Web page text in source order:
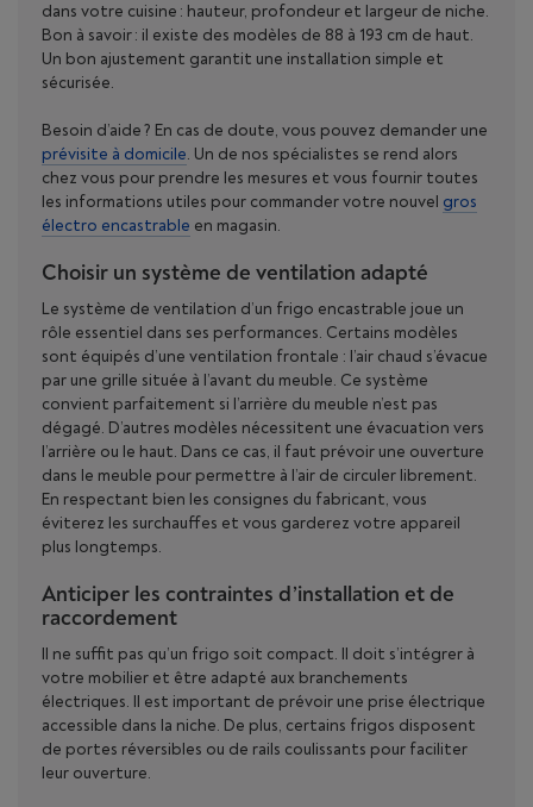
dans votre cuisine : hauteur, profondeur et largeur de niche.
Bon à savoir : il existe des modèles de 88 à 193 cm de haut.
Un bon ajustement garantit une installation simple et
sécurisée.
Besoin d’aide ? En cas de doute, vous pouvez demander une
prévisite à domicile. Un de nos spécialistes se rend alors
chez vous pour prendre les mesures et vous fournir toutes
les informations utiles pour commander votre nouvel gros
électro encastrable en magasin.
Choisir un système de ventilation adapté
Le système de ventilation d’un frigo encastrable joue un
rôle essentiel dans ses performances. Certains modèles
sont équipés d’une ventilation frontale : l’air chaud s’évacue
par une grille située à l’avant du meuble. Ce système
convient parfaitement si l’arrière du meuble n’est pas
dégagé. D’autres modèles nécessitent une évacuation vers
l’arrière ou le haut. Dans ce cas, il faut prévoir une ouverture
dans le meuble pour permettre à l’air de circuler librement.
En respectant bien les consignes du fabricant, vous
éviterez les surchauffes et vous garderez votre appareil
plus longtemps.
Anticiper les contraintes d’installation et de
raccordement
Il ne suffit pas qu’un frigo soit compact. Il doit s’intégrer à
votre mobilier et être adapté aux branchements
électriques. Il est important de prévoir une prise électrique
accessible dans la niche. De plus, certains frigos disposent
de portes réversibles ou de rails coulissants pour faciliter
leur ouverture.